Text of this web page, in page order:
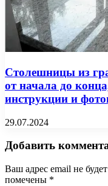
Столешницы из
от начала до
инструкции и
29.07.2024
Добавить
Ваш адрес email не
помечены *